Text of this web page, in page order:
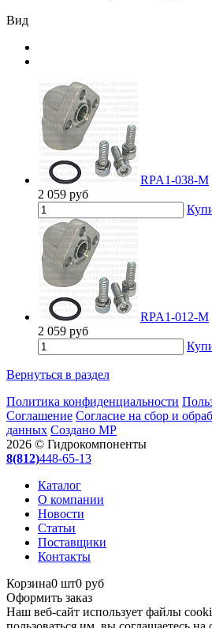
Вид
RPA1-038-M
2 059 руб
RPA1-012-M
2 059 руб
Вернуться в раздел
Политика конфиденциальности
Соглашение Согласие на сбор и
данных Создано МР
2026 © Гидрокомпоненты
8(812)448-65-13
Каталог
О компании
Новости
Статьи
Поставщики
Контакты
Корзина0 шт0 руб
Оформить заказ
Наш веб-сайт использует файлы